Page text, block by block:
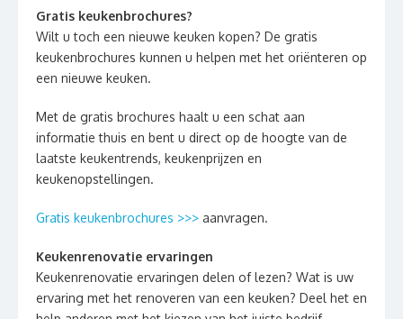
Gratis keukenbrochures?
Wilt u toch een nieuwe keuken kopen? De gratis
keukenbrochures kunnen u helpen met het oriënteren op
een nieuwe keuken.
Met de gratis brochures haalt u een schat aan
informatie thuis en bent u direct op de hoogte van de
laatste keukentrends, keukenprijzen en
keukenopstellingen.
Gratis keukenbrochures >>> aanvragen.
Keukenrenovatie ervaringen
Keukenrenovatie ervaringen delen of lezen? Wat is uw
ervaring met het renoveren van een keuken? Deel het en